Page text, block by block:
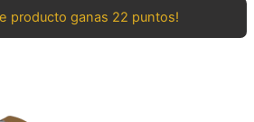
producto ganas 22 puntos!